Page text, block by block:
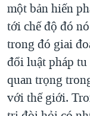
một bản hiến
tới chế độ đó
trong đó giai
đổi luật pháp
quan trọng
với thế giới.